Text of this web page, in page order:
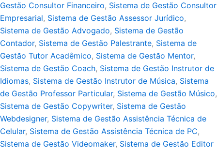
Gestão Consultor Financeiro, Sistema de Gestão Consultor
Empresarial, Sistema de Gestão Assessor Jurídico,
Sistema de Gestão Advogado, Sistema de Gestão
Contador, Sistema de Gestão Palestrante, Sistema de
Gestão Tutor Acadêmico, Sistema de Gestão Mentor,
Sistema de Gestão Coach, Sistema de Gestão Instrutor de
Idiomas, Sistema de Gestão Instrutor de Música, Sistema
de Gestão Professor Particular, Sistema de Gestão Músico,
Sistema de Gestão Copywriter, Sistema de Gestão
Webdesigner, Sistema de Gestão Assistência Técnica de
Celular, Sistema de Gestão Assistência Técnica de PC,
Sistema de Gestão Videomaker, Sistema de Gestão Editor